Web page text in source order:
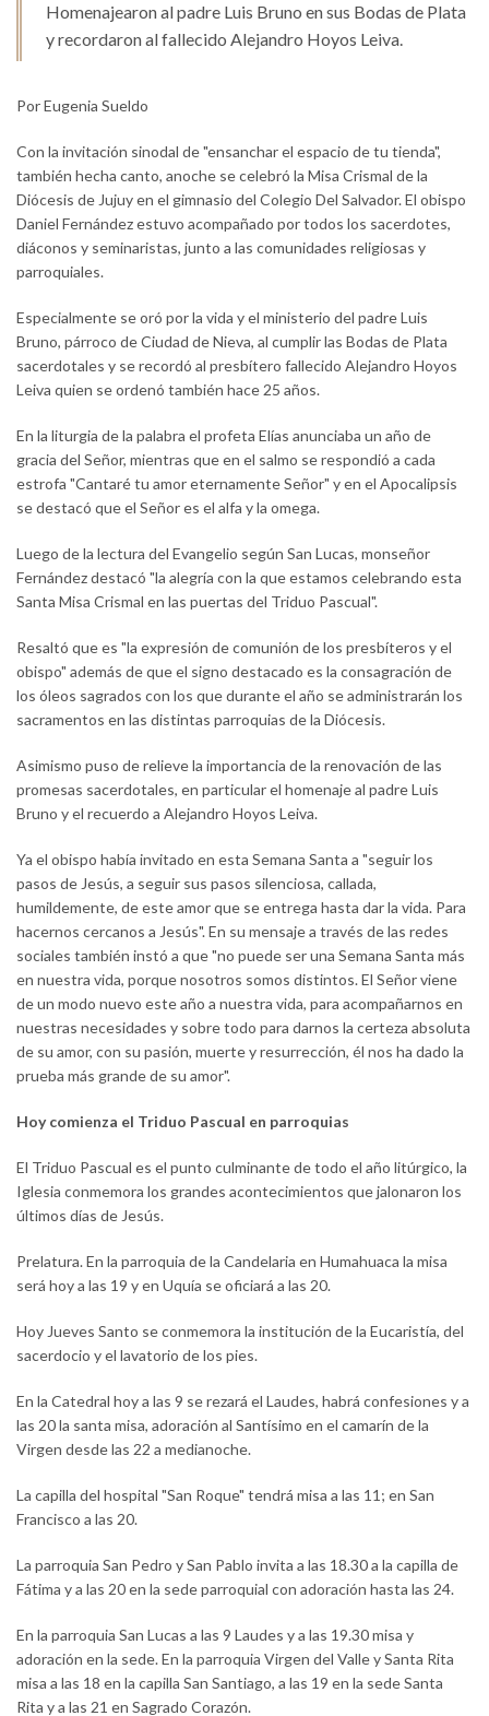
Homenajearon al padre Luis Bruno en sus Bodas de Plata
y recordaron al fallecido Alejandro Hoyos Leiva.
Por Eugenia Sueldo
Con la invitación sinodal de "ensanchar el espacio de tu tienda",
también hecha canto, anoche se celebró la Misa Crismal de la
Diócesis de Jujuy en el gimnasio del Colegio Del Salvador. El obispo
Daniel Fernández estuvo acompañado por todos los sacerdotes,
diáconos y seminaristas, junto a las comunidades religiosas y
parroquiales.
Especialmente se oró por la vida y el ministerio del padre Luis
Bruno, párroco de Ciudad de Nieva, al cumplir las Bodas de Plata
sacerdotales y se recordó al presbítero fallecido Alejandro Hoyos
Leiva quien se ordenó también hace 25 años.
En la liturgia de la palabra el profeta Elías anunciaba un año de
gracia del Señor, mientras que en el salmo se respondió a cada
estrofa "Cantaré tu amor eternamente Señor" y en el Apocalipsis
se destacó que el Señor es el alfa y la omega.
Luego de la lectura del Evangelio según San Lucas, monseñor
Fernández destacó "la alegría con la que estamos celebrando esta
Santa Misa Crismal en las puertas del Triduo Pascual".
Resaltó que es "la expresión de comunión de los presbíteros y el
obispo" además de que el signo destacado es la consagración de
los óleos sagrados con los que durante el año se administrarán los
sacramentos en las distintas parroquias de la Diócesis.
Asimismo puso de relieve la importancia de la renovación de las
promesas sacerdotales, en particular el homenaje al padre Luis
Bruno y el recuerdo a Alejandro Hoyos Leiva.
Ya el obispo había invitado en esta Semana Santa a "seguir los
pasos de Jesús, a seguir sus pasos silenciosa, callada,
humildemente, de este amor que se entrega hasta dar la vida. Para
hacernos cercanos a Jesús". En su mensaje a través de las redes
sociales también instó a que "no puede ser una Semana Santa más
en nuestra vida, porque nosotros somos distintos. El Señor viene
de un modo nuevo este año a nuestra vida, para acompañarnos en
nuestras necesidades y sobre todo para darnos la certeza absoluta
de su amor, con su pasión, muerte y resurrección, él nos ha dado la
prueba más grande de su amor".
Hoy comienza el Triduo Pascual en parroquias
El Triduo Pascual es el punto culminante de todo el año litúrgico, la
Iglesia conmemora los grandes acontecimientos que jalonaron los
últimos días de Jesús.
Prelatura. En la parroquia de la Candelaria en Humahuaca la misa
será hoy a las 19 y en Uquía se oficiará a las 20.
Hoy Jueves Santo se conmemora la institución de la Eucaristía, del
sacerdocio y el lavatorio de los pies.
En la Catedral hoy a las 9 se rezará el Laudes, habrá confesiones y a
las 20 la santa misa, adoración al Santísimo en el camarín de la
Virgen desde las 22 a medianoche.
La capilla del hospital "San Roque" tendrá misa a las 11; en San
Francisco a las 20.
La parroquia San Pedro y San Pablo invita a las 18.30 a la capilla de
Fátima y a las 20 en la sede parroquial con adoración hasta las 24.
En la parroquia San Lucas a las 9 Laudes y a las 19.30 misa y
adoración en la sede. En la parroquia Virgen del Valle y Santa Rita
misa a las 18 en la capilla San Santiago, a las 19 en la sede Santa
Rita y a las 21 en Sagrado Corazón.